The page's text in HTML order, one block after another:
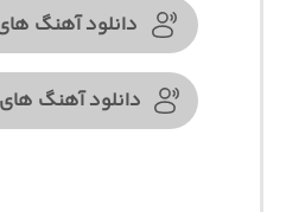
دانلود آهنگ
دانلود آهنگ